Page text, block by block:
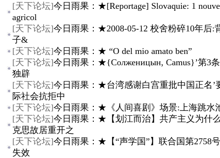
[天下论坛]今日雨果：★[Reportage] Slovaquie: 1
agricol
[天下论坛]今日雨果：★2008-05-12 校舍粉碎10年后:
子&
[天下论坛]今日雨果：★ “O del mio amato ben”
[天下论坛]今日雨果：★{Солженицын, Camus}’第3
独辟
[天下论坛]今日雨果：★台湾感谢白宫重批中国正名’
际社会抗拒中
[天下论坛]今日雨果：★《人间喜剧》场景:上海跳水
[天下论坛]今日雨果：★【划江而治】共产主义为什
克思故居重开之
[天下论坛]今日雨果：★【“声学国”】联合国第2758
失效